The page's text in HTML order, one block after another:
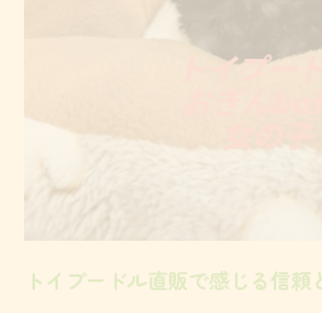
イント
優良ブリーダーから迎
トイプードル直販で親犬
信頼できる直販先で安心で
トイプードル直販で感じる信頼